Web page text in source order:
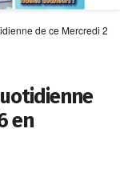
de ce Mercredi 22
en